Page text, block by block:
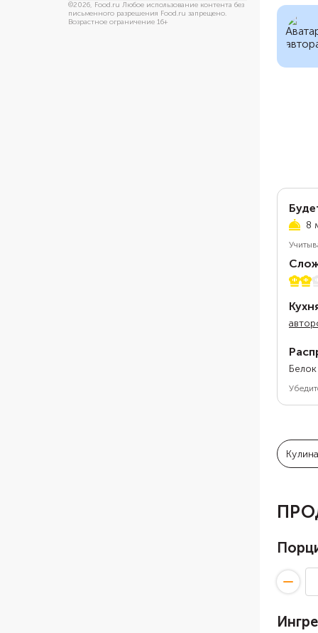
©2026, Food.ru Любое использование контента без
письменного разрешения Food.ru запрещено.
Возрастное ограничение 16+
8
2 из 5